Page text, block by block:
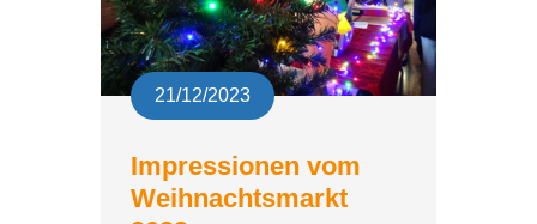
21/12/2023
Impressionen vom
Weihnachtsmarkt